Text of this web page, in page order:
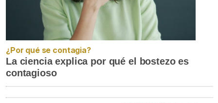
¿Por qué se contagia?
La ciencia explica por qué el bostezo es
contagioso